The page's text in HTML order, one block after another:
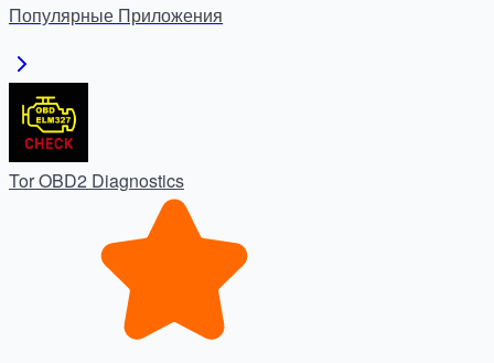
Популярные Приложения
Tor OBD2 Diagnostics